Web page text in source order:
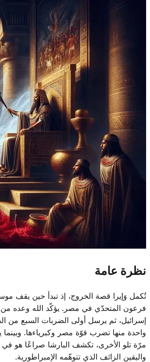
نظرة عامة
تُكمل وَإيرا قصة الخروج، إذ تبدأ حين يقف
فرعون المتحدّي في مصر. يؤكّد الله وعده من
إسرائيل، ثم يرسل أولى الضربات السبع من
واحدة منها تضرب قوّة مصر وكبرياءها.
مرّة تلو الأخرى، تكشف البارشا صراعًا هو في
واليقين الزائف الذي تتوهّمه الإمبراطورية.